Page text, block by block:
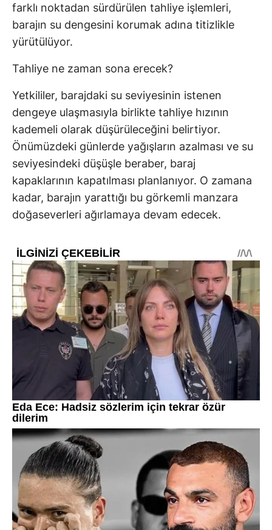
farklı noktadan sürdürülen tahliye işlemleri,
barajın su dengesini korumak adına titizlikle
yürütülüyor.
Tahliye ne zaman sona erecek?
Yetkililer, barajdaki su seviyesinin istenen
dengeye ulaşmasıyla birlikte tahliye hızının
kademeli olarak düşürüleceğini belirtiyor.
Önümüzdeki günlerde yağışların azalması ve su
seviyesindeki düşüşle beraber, baraj
kapaklarının kapatılması planlanıyor. O zamana
kadar, barajın yarattığı bu görkemli manzara
doğaseverleri ağırlamaya devam edecek.